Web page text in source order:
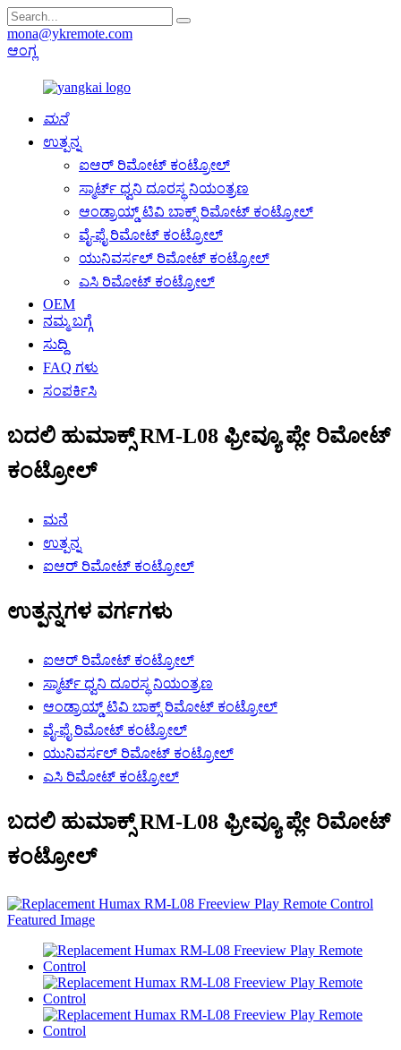
mona@ykremote.com
ಆಂಗ್ಲ
ಮನೆ
ಉತ್ಪನ್ನ
ಐಆರ್ ರಿಮೋಟ್ ಕಂಟ್ರೋಲ್
ಸ್ಮಾರ್ಟ್ ಧ್ವನಿ ದೂರಸ್ಥ ನಿಯಂತ್ರಣ
ಆಂಡ್ರಾಯ್ಡ್ ಟಿವಿ ಬಾಕ್ಸ್ ರಿಮೋಟ್ ಕಂಟ್ರೋಲ್
ವೈ-ಫೈ ರಿಮೋಟ್ ಕಂಟ್ರೋಲ್
ಯುನಿವರ್ಸಲ್ ರಿಮೋಟ್ ಕಂಟ್ರೋಲ್
ಎಸಿ ರಿಮೋಟ್ ಕಂಟ್ರೋಲ್
OEM
ನಮ್ಮ ಬಗ್ಗೆ
ಸುದ್ದಿ
FAQ ಗಳು
ಸಂಪರ್ಕಿಸಿ
ಬದಲಿ ಹುಮಾಕ್ಸ್ RM-L08 ಫ್ರೀವ್ಯೂ ಪ್ಲೇ ರಿಮೋಟ್
ಕಂಟ್ರೋಲ್
ಮನೆ
ಉತ್ಪನ್ನ
ಐಆರ್ ರಿಮೋಟ್ ಕಂಟ್ರೋಲ್
ಉತ್ಪನ್ನಗಳ ವರ್ಗಗಳು
ಐಆರ್ ರಿಮೋಟ್ ಕಂಟ್ರೋಲ್
ಸ್ಮಾರ್ಟ್ ಧ್ವನಿ ದೂರಸ್ಥ ನಿಯಂತ್ರಣ
ಆಂಡ್ರಾಯ್ಡ್ ಟಿವಿ ಬಾಕ್ಸ್ ರಿಮೋಟ್ ಕಂಟ್ರೋಲ್
ವೈ-ಫೈ ರಿಮೋಟ್ ಕಂಟ್ರೋಲ್
ಯುನಿವರ್ಸಲ್ ರಿಮೋಟ್ ಕಂಟ್ರೋಲ್
ಎಸಿ ರಿಮೋಟ್ ಕಂಟ್ರೋಲ್
ಬದಲಿ ಹುಮಾಕ್ಸ್ RM-L08 ಫ್ರೀವ್ಯೂ ಪ್ಲೇ ರಿಮೋಟ್
ಕಂಟ್ರೋಲ್